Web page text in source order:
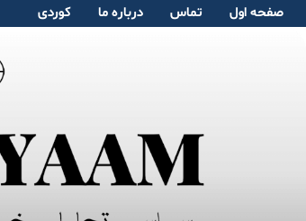
صفحە اول تماس دربارە ما کوردی